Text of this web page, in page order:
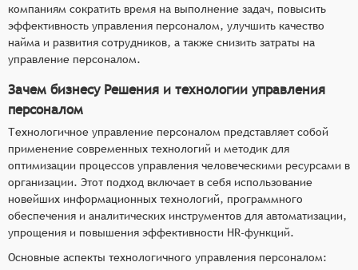
сотрудников в соответствии с бизнес-целями
компании.
Подбор и адаптация персонала: Автоматизация
процессов подбора кандидатов, проведение
собеседований и адаптации новых
сотрудников, включая предоставление
тренингов.
Обучение и развитие персонала: Создание
индивидуальных планов обучения и развития
для каждого сотрудника, отслеживание
прогресса и оценка эффективности обучающих
программ.
Оценка и мотивация персонала: Разработка и
компаниям сократить время на выполнение задач, повысить
эффективность управления персоналом, улучшить качество
найма и развития сотрудников, а также снизить затраты на
управление персоналом.
Зачем бизнесу Решения и технологии управления
персоналом
Технологичное управление персоналом представляет собой
применение современных технологий и методик для
оптимизации процессов управления человеческими ресурсами в
организации. Этот подход включает в себя использование
новейших информационных технологий, программного
обеспечения и аналитических инструментов для автоматизации,
упрощения и повышения эффективности HR-функций.
Основные аспекты технологичного управления персоналом: